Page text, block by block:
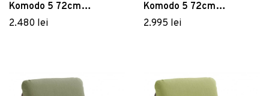
Komodo 5 72cm
dreapta/stanga cadru
2.480 lei
Komodo 5 72cm
dreapta/stanga cadru
2.995 lei